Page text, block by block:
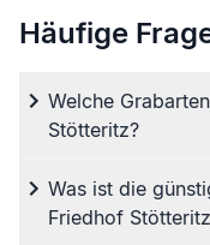
Häufige
Welche
Stötteritz?
Was ist die
Friedhof